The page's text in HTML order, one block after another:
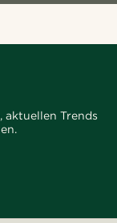
aktuellen Trends